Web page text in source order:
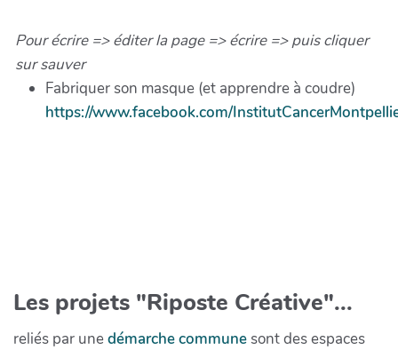
Pour écrire => éditer la page => écrire => puis cliquer
sur sauver
Fabriquer son masque (et apprendre à coudre)
https://www.facebook.com/
Les projets "Riposte Créative"...
reliés par unedémarche communesont des espaces